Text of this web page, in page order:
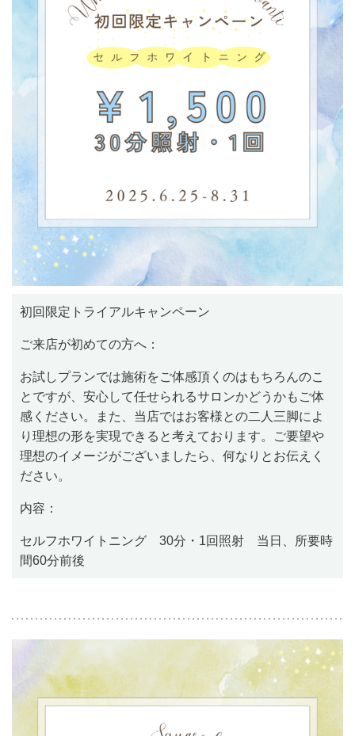
初回限定トライアルキャンペーン
ご来店が初めての方へ：
お試しプランでは施術をご体感頂くのはもちろんのこ
とですが、安心して任せられるサロンかどうかもご体
感ください。また、当店ではお客様との二人三脚によ
り理想の形を実現できると考えております。ご要望や
理想のイメージがございましたら、何なりとお伝えく
ださい。
内容：
セルフホワイトニング 30分・1回照射 当日、所要時
間60分前後